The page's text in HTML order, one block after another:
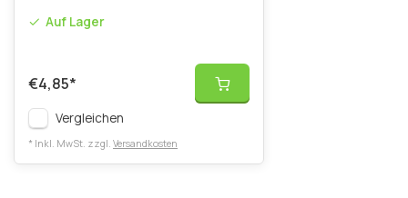
Auf Lager
€4,85*
Vergleichen
* Inkl. MwSt. zzgl. Versandkosten